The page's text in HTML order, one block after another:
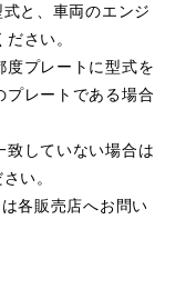
と、車両のエンジ
さい。
度プレートに型式を
プレートである場合
致していない場合は
い。
各販売店へお問い